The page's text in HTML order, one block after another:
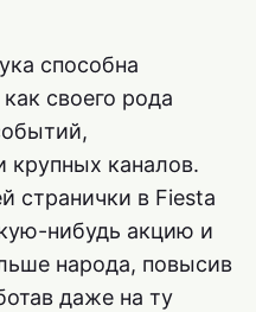
способна
своего рода
крупных каналов.
странички в Fiesta
нибудь акцию и
народа, повысив
даже на ту